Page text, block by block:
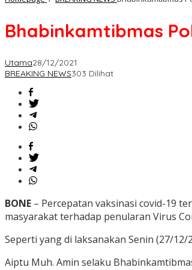
Bhabinkamtibmas
Utama28/12/2021
BREAKING NEWS303 Dilihat
BONE – Percepatan vaksinasi covid-19
masyarakat terhadap penularan Virus
Seperti yang di laksanakan Senin (27/
Aiptu Muh. Amin selaku